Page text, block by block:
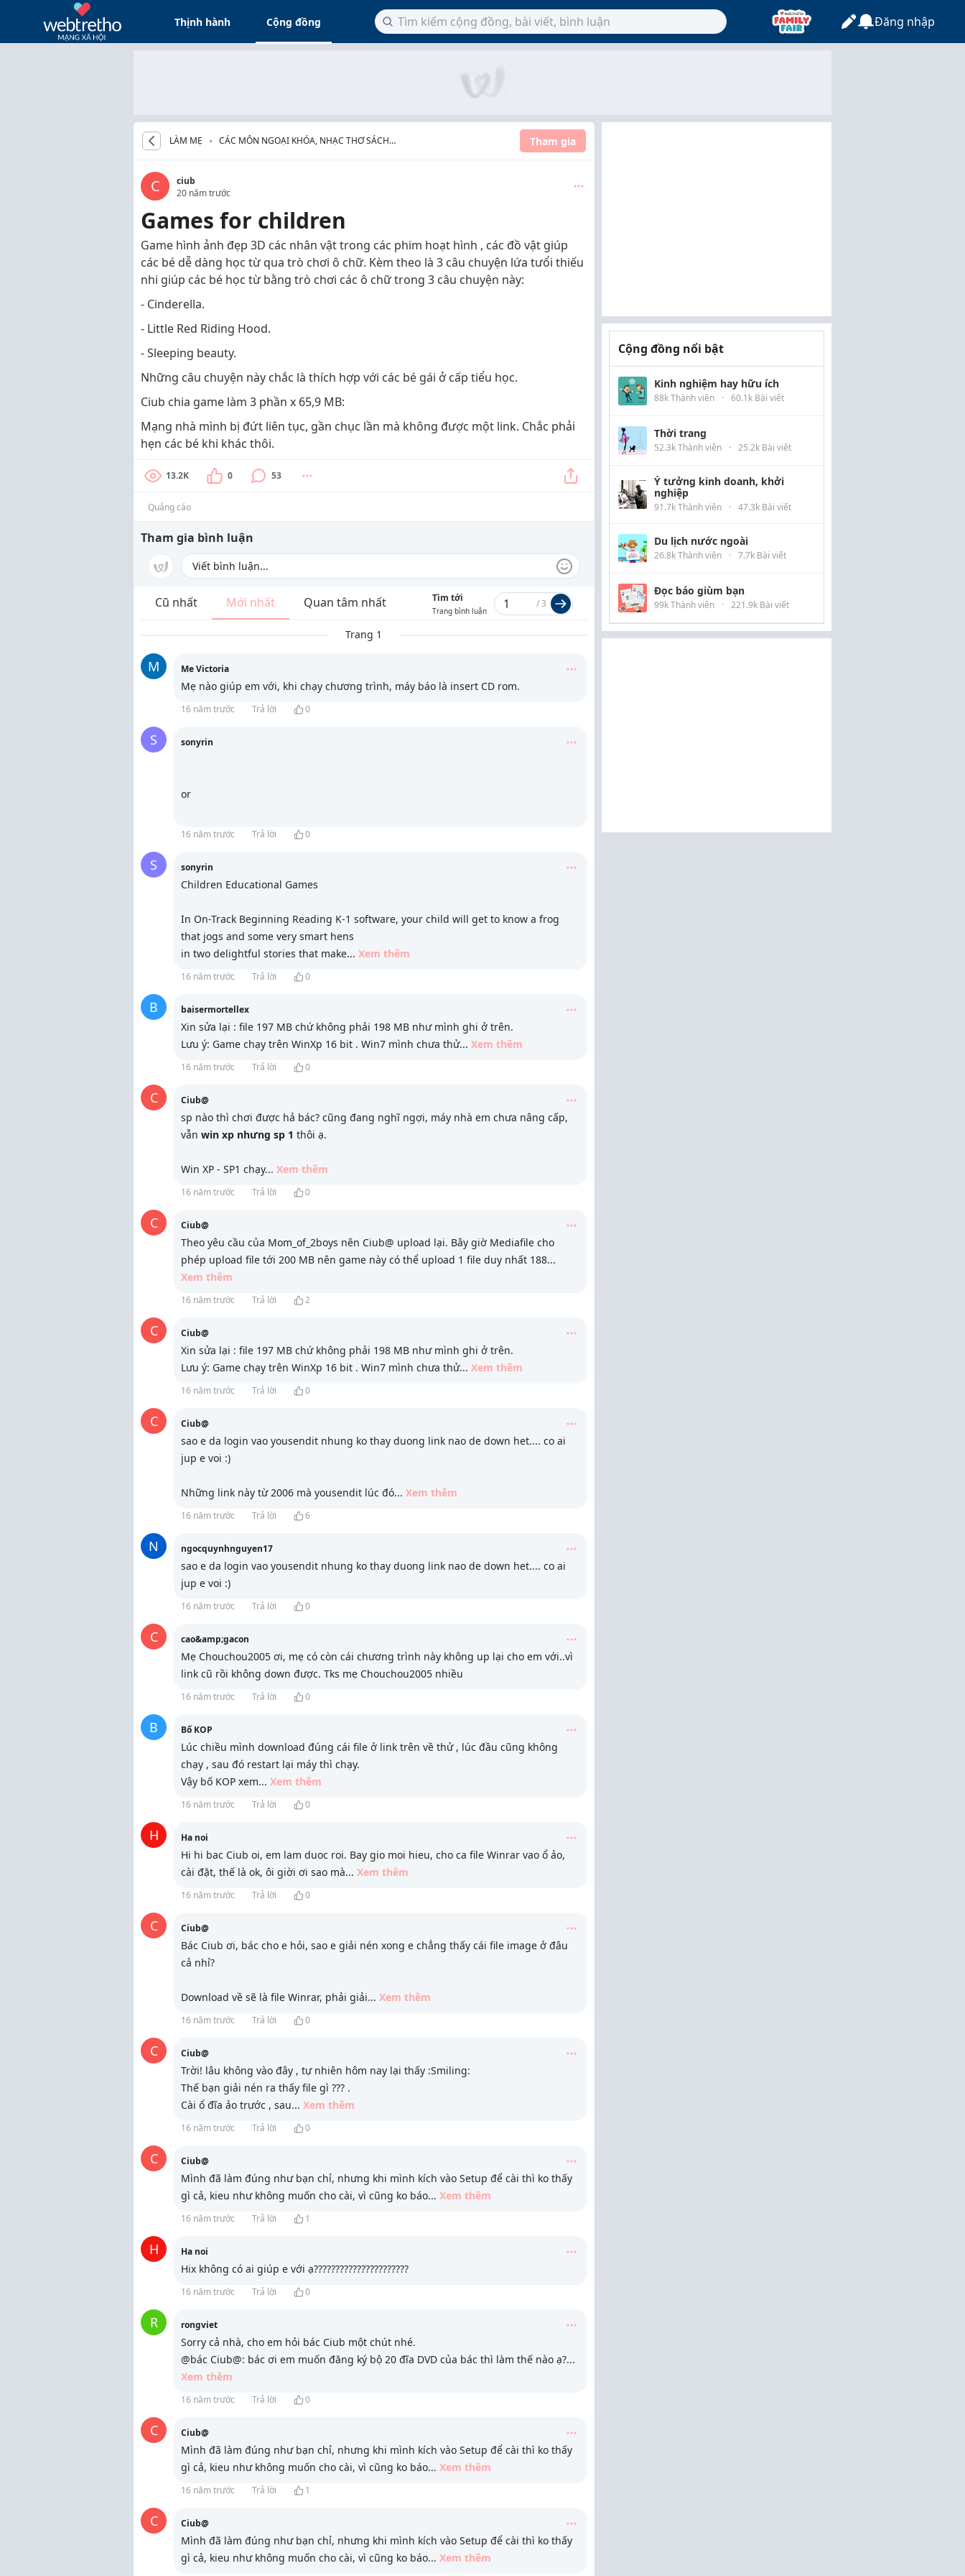
Thịnh hành Cộng đồng Đăng nhập
LÀM MẸ
CÁC MÔN NGOẠI KHÓA, NHẠC THƠ SÁCH
Tham gia
C
ciub
20 năm trước
Games for children
Game hình ảnh đẹp 3D các nhân vật trong các phim hoạt hình , các đồ vật giúp
các bé dễ dàng học từ qua trò chơi ô chữ. Kèm theo là 3 câu chuyện lứa tưổi thiếu
nhi giúp các bé học từ bằng trò chơi các ô chữ trong 3 câu chuyện này:
- Cinderella.
- Little Red Riding Hood.
- Sleeping beauty.
Những câu chuyện này chắc là thích hợp với các bé gái ở cấp tiểu học.
Ciub chia game làm 3 phần x 65,9 MB:
Mạng nhà mình bị đứt liên tục, gần chục lần mà không được một link. Chắc phải
hẹn các bé khi khác thôi.
13.2K 0 53
Quảng cáo
Tham gia bình luận
Cũ nhất Mới nhất Quan tâm nhất Tìm tới
Trang bình luận
/3
Trang 1
M Me Victoria
Mẹ nào giúp em với, khi chạy chương trình, máy báo là insert CD rom.
16 năm trước Trả lời 0
S sonyrin
or
16 năm trước Trả lời 0
S sonyrin
Children Educational Games
In On-Track Beginning Reading K-1 software, your child will get to know a frog
that jogs and some very smart hens
in two delightful stories that make... Xem thêm
16 năm trước Trả lời 0
B baisermortellex
Xin sửa lại : file 197 MB chứ không phải 198 MB như mình ghi ở trên.
Lưu ý: Game chạy trên WinXp 16 bit . Win7 mình chưa thử... Xem thêm
16 năm trước Trả lời 0
C Ciub@
sp nào thì chơi được hả bác? cũng đang nghĩ ngợi, máy nhà em chưa nâng cấp,
vẫn win xp nhưng sp 1 thôi ạ.
Win XP - SP1 chạy... Xem thêm
16 năm trước Trả lời 0
C Ciub@
Theo yêu cầu của Mom_of_2boys nên Ciub@ upload lại. Bây giờ Mediafile cho
phép upload file tới 200 MB nên game này có thể upload 1 file duy nhất 188...
Xem thêm
16 năm trước Trả lời 2
C Ciub@
Xin sửa lại : file 197 MB chứ không phải 198 MB như mình ghi ở trên.
Lưu ý: Game chạy trên WinXp 16 bit . Win7 mình chưa thử... Xem thêm
16 năm trước Trả lời 0
C Ciub@
sao e da login vao yousendit nhung ko thay duong link nao de down het.... co ai
jup e voi :)
Những link này từ 2006 mà yousendit lúc đó... Xem thêm
16 năm trước Trả lời 6
N ngocquynhnguyen17
sao e da login vao yousendit nhung ko thay duong link nao de down het.... co ai
jup e voi :)
16 năm trước Trả lời 0
C cao&amp;gacon
Mẹ Chouchou2005 ơi, mẹ có còn cái chương trình này không up lại cho em với..vì
link cũ rồi không down được. Tks mẹ Chouchou2005 nhiều
16 năm trước Trả lời 0
B Bố KOP
Lúc chiều mình download đúng cái file ở link trên về thử , lúc đầu cũng không
chạy , sau đó restart lại máy thì chạy.
Vậy bố KOP xem... Xem thêm
16 năm trước Trả lời 0
H Ha noi
Hi hi bac Ciub oi, em lam duoc roi. Bay gio moi hieu, cho ca file Winrar vao ổ ảo,
cài đặt, thế là ok, ôi giời ơi sao mà... Xem thêm
16 năm trước Trả lời 0
C Ciub@
Bác Ciub ơi, bác cho e hỏi, sao e giải nén xong e chẳng thấy cái file image ở đâu
cả nhỉ?
Download về sẽ là file Winrar, phải giải... Xem thêm
16 năm trước Trả lời 0
C Ciub@
Trời! lâu không vào đây , tự nhiên hôm nay lại thấy :Smiling:
Thế bạn giải nén ra thấy file gì ??? .
Cài ổ đĩa ảo trước , sau... Xem thêm
16 năm trước Trả lời 0
C Ciub@
Mình đã làm đúng như bạn chỉ, nhưng khi mình kích vào Setup để cài thì ko thấy
gì cả, kieu như không muốn cho cài, vì cũng ko báo... Xem thêm
16 năm trước Trả lời 1
H Ha noi
Hix không có ai giúp e với ạ??????????????????????
16 năm trước Trả lời 0
R rongviet
Sorry cả nhà, cho em hỏi bác Ciub một chút nhé.
@bác Ciub@: bác ơi em muốn đăng ký bộ 20 đĩa DVD của bác thì làm thế nào ạ?...
Xem thêm
16 năm trước Trả lời 0
C Ciub@
Mình đã làm đúng như bạn chỉ, nhưng khi mình kích vào Setup để cài thì ko thấy
gì cả, kieu như không muốn cho cài, vì cũng ko báo... Xem thêm
16 năm trước Trả lời 1
C Ciub@
Mình đã làm đúng như bạn chỉ, nhưng khi mình kích vào Setup để cài thì ko thấy
gì cả, kieu như không muốn cho cài, vì cũng ko báo... Xem thêm
Cộng đồng nổi bật
Kinh nghiệm hay hữu ích
88k Thành viên · 60.1k Bài viết
Thời trang
52.3k Thành viên · 25.2k Bài viết
Ý tưởng kinh doanh, khởi
nghiệp
91.7k Thành viên · 47.3k Bài viết
Du lịch nước ngoài
26.8k Thành viên · 7.7k Bài viết
Đọc báo giùm bạn
99k Thành viên · 221.9k Bài viết